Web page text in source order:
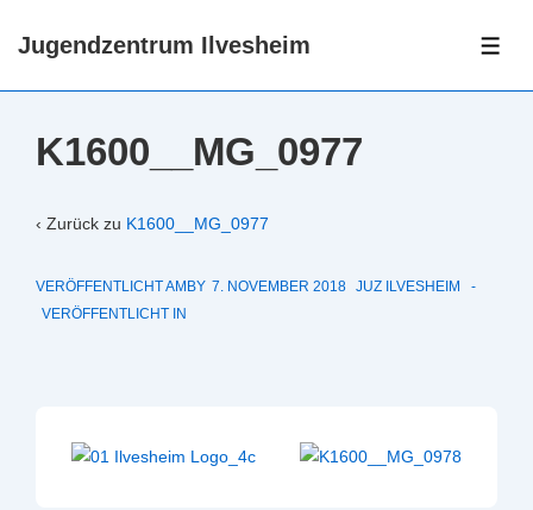
ZumJugendzentrum Ilvesheim
K1600__MG_0977
‹ Zurück zu K1600__MG_0977
VERÖFFENTLICHT AMBY 7. NOVEMBER 2018 JUZ ILVESHEIM
VERÖFFENTLICHT IN